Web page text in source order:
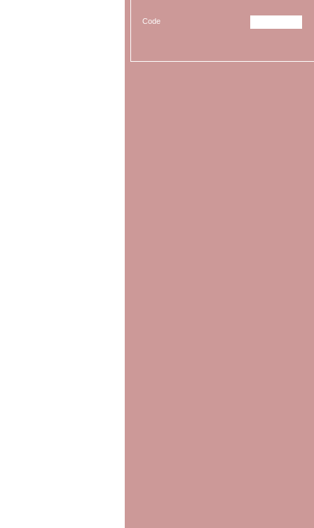
Code